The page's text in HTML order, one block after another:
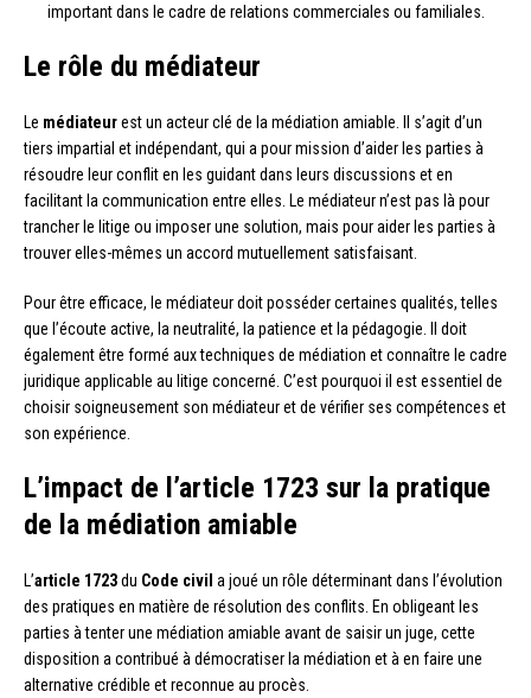
important dans le cadre de relations commerciales ou familiales.
Le rôle du médiateur
Le médiateurest un acteur clé de la médiation amiable. Il s’agit d’un
tiers impartial et indépendant, qui a pour mission d’aider les parties à
résoudre leur conflit en les guidant dans leurs discussions et en
facilitant la communication entre elles. Le médiateur n’est pas là pour
trancher le litige ou imposer une solution, mais pour aider les parties à
trouver elles-mêmes un accord mutuellement satisfaisant.
Pour être efficace, le médiateur doit posséder certaines qualités, telles
que l’écoute active, la neutralité, la patience et la pédagogie. Il doit
également être formé aux techniques de médiation et connaître le cadre
juridique applicable au litige concerné. C’est pourquoi il est essentiel de
choisir soigneusement son médiateur et de vérifier ses compétences et
son expérience.
L’impact de l’article 1723 sur la pratique
de la médiation amiable
L’article 1723du Code civil a joué un rôle déterminant dans l’évolution
des pratiques en matière de résolution des conflits. En obligeant les
parties à tenter une médiation amiable avant de saisir un juge, cette
disposition a contribué à démocratiser la médiation et à en faire une
alternative crédible et reconnue au procès.